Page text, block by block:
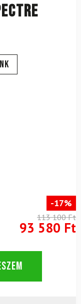
-17%
113 100 Ft
93 580 Ft